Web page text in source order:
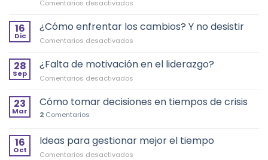
Comentarios desactivados
lecciones
de
deja
Up”
16
Dic
¿Cómo enfrentar los cambios? Y no desistir
Comentarios desactivados
enfrentar
los
no
28
Sep
¿Falta de motivación en el liderazgo?
Comentarios desactivados
de
motivación
liderazgo?
23
Mar
Cómo tomar decisiones en tiempos de crisis
2 Comentarios
16
Oct
Ideas para gestionar mejor el tiempo
Comentarios desactivados